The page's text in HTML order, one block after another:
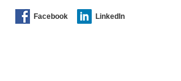
Facebook LinkedIn